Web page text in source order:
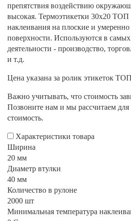
препятствия воздействию
высокая. Термоэтикетки 30х20 ТОП
наклеивания на плоские и
поверхности. Используются в
деятельности - производство,
и т.д.
Цена указана за ролик этикеток
Важно учитывать, что стоимость
Позвоните нам и мы рассчитаем
стоимость.
Характеристики товара
Ширина
20 мм
Диаметр втулки
40 мм
Количество в рулоне
2000 шт
Минимальная температура